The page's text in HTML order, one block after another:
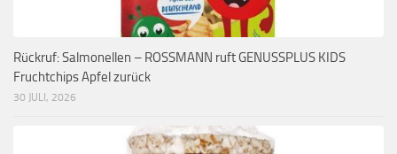
Rückruf: Salmonellen – ROSSMANN ruft GENUSSPLUS KIDS
Fruchtchips Apfel zurück
30 JULI, 2026